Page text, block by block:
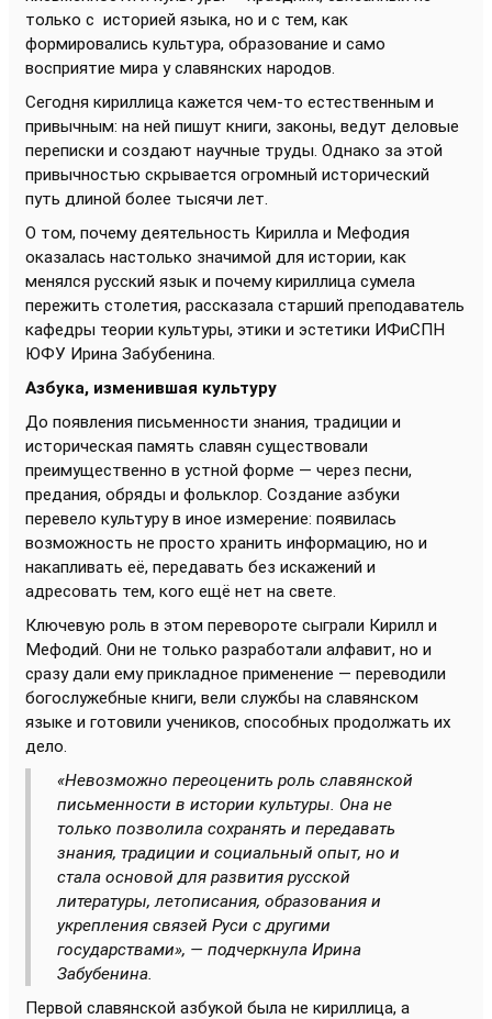
только с историей языка, но и с тем, как
формировались культура, образование и само
восприятие мира у славянских народов.
Сегодня кириллица кажется чем-то естественным и
привычным: на ней пишут книги, законы, ведут деловые
переписки и создают научные труды. Однако за этой
привычностью скрывается огромный исторический
путь длиной более тысячи лет.
О том, почему деятельность Кирилла и Мефодия
оказалась настолько значимой для истории, как
менялся русский язык и почему кириллица сумела
пережить столетия, рассказала старший преподаватель
кафедры теории культуры, этики и эстетики ИФиСПН
ЮФУ Ирина Забубенина.
Азбука, изменившая культуру
До появления письменности знания, традиции и
историческая память славян существовали
преимущественно в устной форме — через песни,
предания, обряды и фольклор. Создание азбуки
перевело культуру в иное измерение: появилась
возможность не просто хранить информацию, но и
накапливать её, передавать без искажений и
адресовать тем, кого ещё нет на свете.
Ключевую роль в этом перевороте сыграли Кирилл и
Мефодий. Они не только разработали алфавит, но и
сразу дали ему прикладное применение — переводили
богослужебные книги, вели службы на славянском
языке и готовили учеников, способных продолжать их
дело.
«Невозможно переоценить роль славянской
письменности в истории культуры. Она не
только позволила сохранять и передавать
знания, традиции и социальный опыт, но и
стала основой для развития русской
литературы, летописания, образования и
укрепления связей Руси с другими
государствами», — подчеркнула Ирина
Забубенина.
Первой славянской азбукой была не кириллица, а